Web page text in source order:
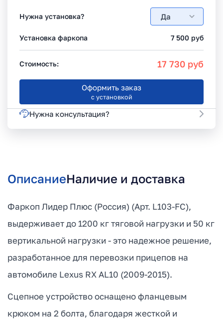
Нужна установка? Да
Установка фаркопа 7 500 руб
Стоимость: 17 730 руб
Оформить заказ
с установкой
Нужна консультация?
ОписаниеНаличие и доставка
Фаркоп Лидер Плюс (Россия) (Арт. L103-FC),
выдерживает до 1200 кг тяговой нагрузки и 50 кг
вертикальной нагрузки - это надежное решение,
разработанное для перевозки прицепов на
автомобиле Lexus RX AL10 (2009-2015).
Сцепное устройство оснащено фланцевым
крюком на 2 болта, благодаря жесткой и